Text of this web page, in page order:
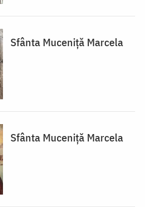
Sfânta Muceniță Marcela
Sfânta Muceniță Marcela